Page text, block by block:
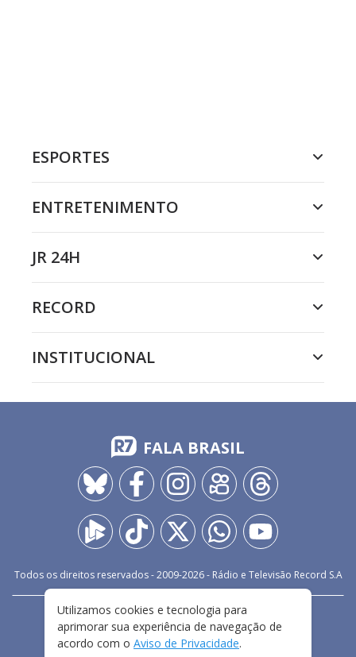
ESPORTES
ENTRETENIMENTO
JR 24H
RECORD
INSTITUCIONAL
FALA BRASIL
Todos os direitos reservados - 2009-2026- Rádio e Televisão Record S.A
FALE CONOSCO
PRIVACIDADE
TERMOS E CONDIÇÕES DE USO
Utilizamos cookies e tecnologia para
aprimorar sua experiência de navegação de
acordo com o Aviso de Privacidade.